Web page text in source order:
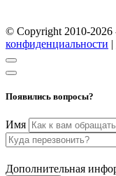
© Copyright 2010-2026
конфиденциальности |
Появились вопросы?
Имя
Дополнительная